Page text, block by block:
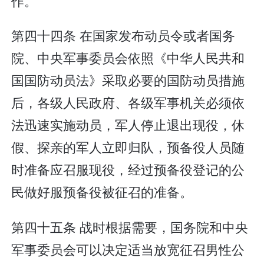
第四十四条 在国家发布动员令或者国务
院、中央军事委员会依照《中华人民共和
国国防动员法》采取必要的国防动员措施
后，各级人民政府、各级军事机关必须依
法迅速实施动员，军人停止退出现役，休
假、探亲的军人立即归队，预备役人员随
时准备应召服现役，经过预备役登记的公
民做好服预备役被征召的准备。
第四十五条 战时根据需要，国务院和中央
军事委员会可以决定适当放宽征召男性公